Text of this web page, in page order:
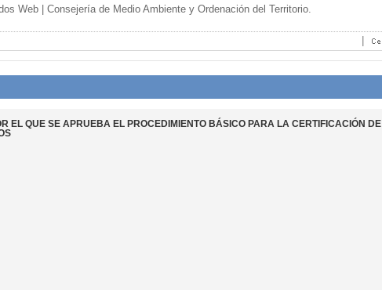
Web | Consejería de Medio Ambiente y Ordenación del Territorio.
EL QUE SE APRUEBA EL PROCEDIMIENTO BÁSICO PARA LA CERTIFICACIÓN DE